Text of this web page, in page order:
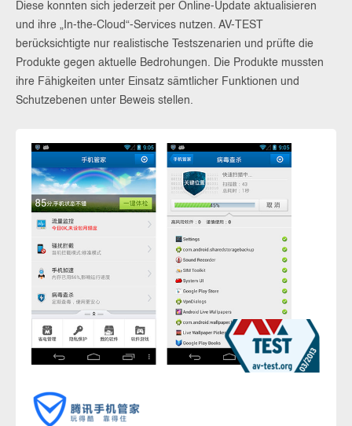
Diese konnten sich jederzeit per Online-Update aktualisieren
und ihre „In-the-Cloud“-Services nutzen. AV-TEST
berücksichtigte nur realistische Testszenarien und prüfte die
Produkte gegen aktuelle Bedrohungen. Die Produkte mussten
ihre Fähigkeiten unter Einsatz sämtlicher Funktionen und
Schutzebenen unter Beweis stellen.